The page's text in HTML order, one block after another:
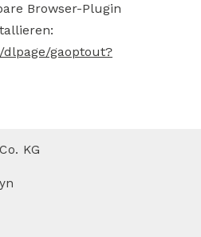
Browser-Plugin
gaoptout?
KG